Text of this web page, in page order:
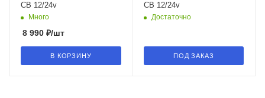
CB 12/24v
Много
8 990 ₽/шт
В КОРЗИНУ
CB 12/24v
Достаточно
ПОД ЗАКАЗ